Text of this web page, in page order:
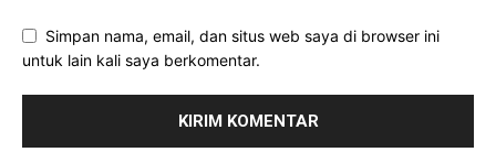
Simpan nama, email, dan situs web saya di browser ini
untuk lain kali saya berkomentar.